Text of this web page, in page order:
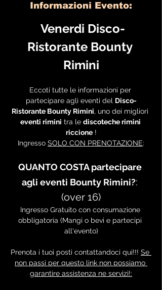
Informazioni Evento:
Venerdi Disco-
Ristorante Bounty
Rimini
Eccoti tutte le informazioni per
partecipare agli eventi del Disco-
Ristorante Bounty Rimini, uno dei migliori
eventi rimini tra le discoteche rimini
riccione !
Ingresso SOLO CON PRENOTAZIONE:
QUANTO COSTA partecipare
agli eventi Bounty Rimini?:
(over 16)
Ingresso Gratuito con consumazione
obbligatoria (Mangi o bevi e partecipi
all'evento)
Prenota i tuoi posti contattandoci qui!!! Se
non passi per questo link non possiamo
garantire assistenza ne servizi!: